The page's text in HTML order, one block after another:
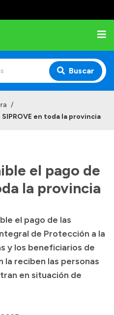
Buscar
/
en toda la provincia
el pago de
la provincia
el pago de las
de Protección a la
y los beneficiarios de
la reciben las personas
en situación de